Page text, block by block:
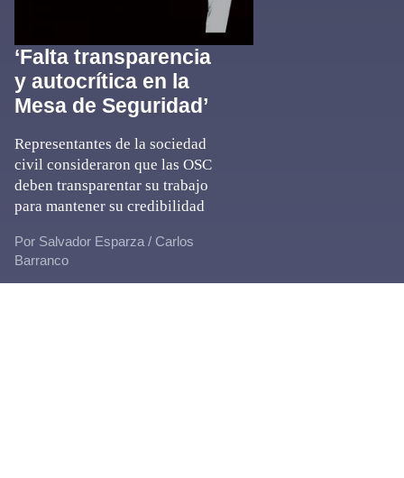
‘Falta transparencia
y autocrítica en la
Mesa de Seguridad’
Representantes de la sociedad
civil consideraron que las OSC
deben transparentar su trabajo
para mantener su credibilidad
Por Salvador Esparza / Carlos
Barranco